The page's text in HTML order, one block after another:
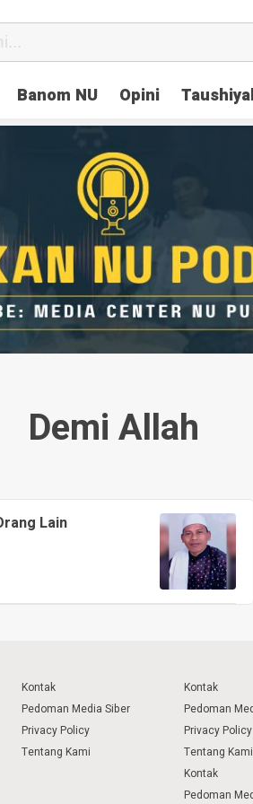
Banom NU Opini
Demi Allah
Lain
Kontak
Pedoman Media Siber
Privacy Policy
Tentang Kami
Kontak
Pedoman
Privacy Policy
Tentang Kami
Kontak
Pedoman